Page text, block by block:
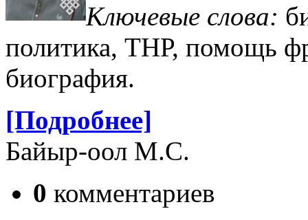
Ключевые слова:
политика, ТНР, помощь
биография.
[Подробнее]
Байыр-оол М.С.
0 комментариев